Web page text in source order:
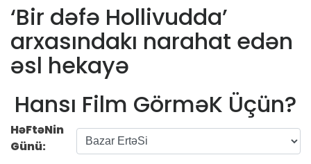
‘Bir dəfə Hollivudda’
arxasındakı narahat edən
əsl hekayə
Hansı Film GörməK Üçün?
HəFtəNin
Günü: